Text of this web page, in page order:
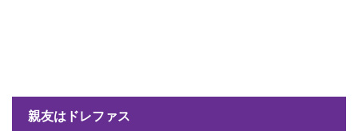
親友はドレファス